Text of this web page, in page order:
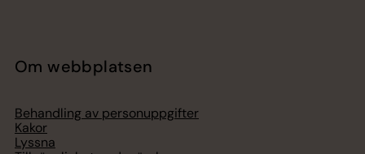
Om webbplatsen
Behandling av personuppgifter
Kakor
Lyssna